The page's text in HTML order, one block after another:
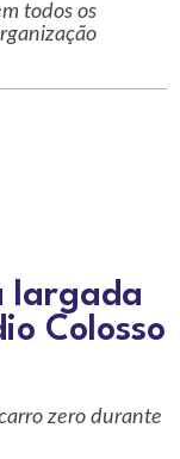
todos os
largada
Colosso
zero durante